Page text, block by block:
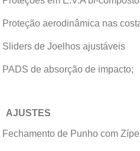
Proteção aerodinâmica nas
Sliders de Joelhos ajustáveis
PADS de absorção de impacto;
AJUSTES
Fechamento de Punho com